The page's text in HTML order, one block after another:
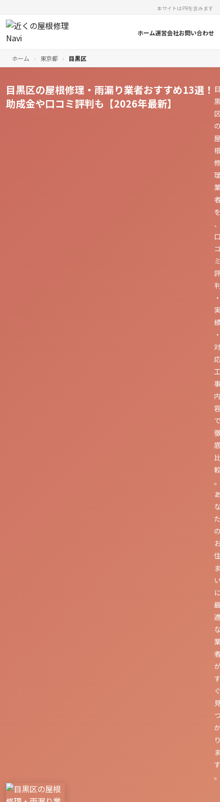
本サイトはPRを含みます
ホーム運営会社お問い合わせ
ホーム › 東京都 › 目黒区
目黒区の屋根修理・雨漏り業者おすすめ13選！
助成金や口コミ評判も【2026年最新】